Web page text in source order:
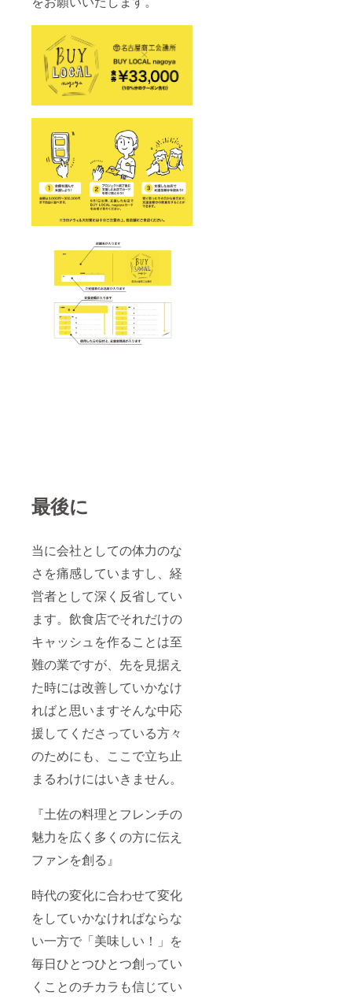
最後に
当に会社としての体力のな
さを痛感していますし、経
営者として深く反省してい
ます。飲食店でそれだけの
キャッシュを作ることは至
難の業ですが、先を見据え
た時には改善していかなけ
ればと思いますそんな中応
援してくださっている方々
のためにも、ここで立ち止
まるわけにはいきません。
『土佐の料理とフレンチの
魅力を広く多くの方に伝え
ファンを創る』
時代の変化に合わせて変化
をしていかなければならな
い一方で「美味しい！」を
毎日ひとつひとつ創ってい
くことのチカラも信じてい